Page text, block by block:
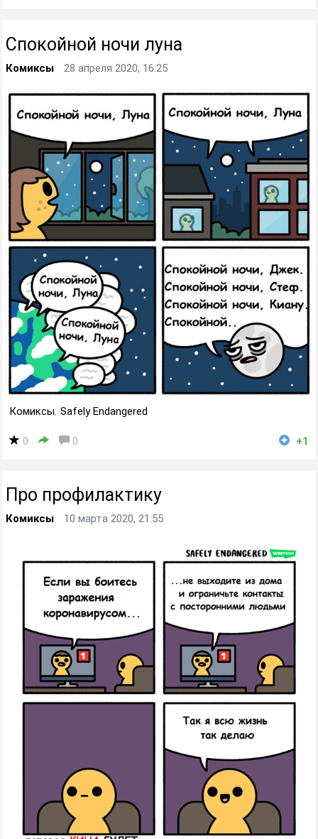
Спокойной ночи луна
Комиксы 28 апреля 2020, 16:25
Комиксы, Safely Endangered
0 0 +1
Про профилактику
Комиксы 10 марта 2020, 21:55